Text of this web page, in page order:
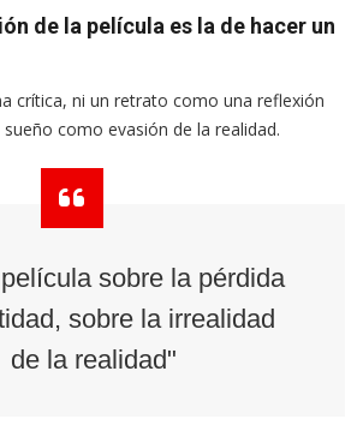
de la película es la de hacer un
crítica, ni un retrato como una reflexión
como evasión de la realidad.
sobre la pérdida
sobre la irrealidad
de la realidad"